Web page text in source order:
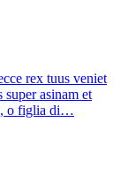
rex tuus veniet
super asinam et
o figlia di…